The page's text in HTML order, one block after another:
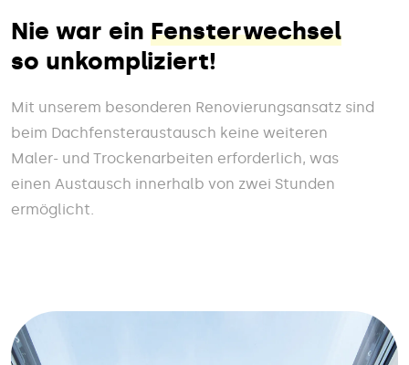
Nie war ein Fensterwechsel
so unkompliziert!
Mit unserem besonderen Renovierungsansatz sind
beim Dachfensteraustausch keine weiteren
Maler- und Trockenarbeiten erforderlich, was
einen Austausch innerhalb von zwei Stunden
ermöglicht.